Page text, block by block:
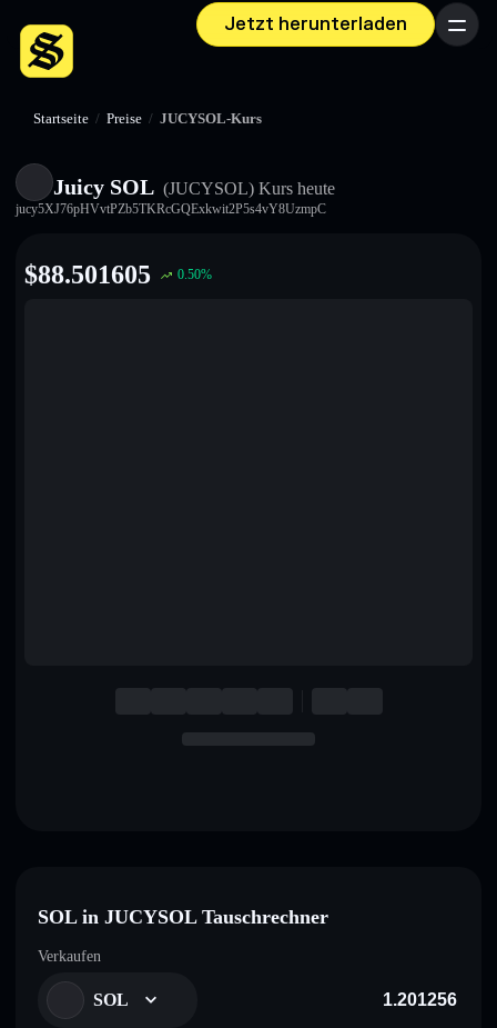
Jetzt herunterladen Menü
Startseite / Preise / JUCYSOL-Kurs
Juicy SOL (JUCYSOL) Kurs heute
jucy5XJ76pHVvtPZb5TKRcGQExkwit2P5s4vY8UzmpC
$88.501605 0.50%
SOL in JUCYSOL Tauschrechner
Verkaufen
SOL